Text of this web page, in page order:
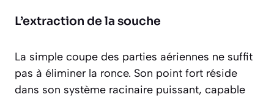
L’extraction de la souche
La simple coupe des parties aériennes ne suffit
pas à éliminer la ronce. Son point fort réside
dans son système racinaire puissant, capable